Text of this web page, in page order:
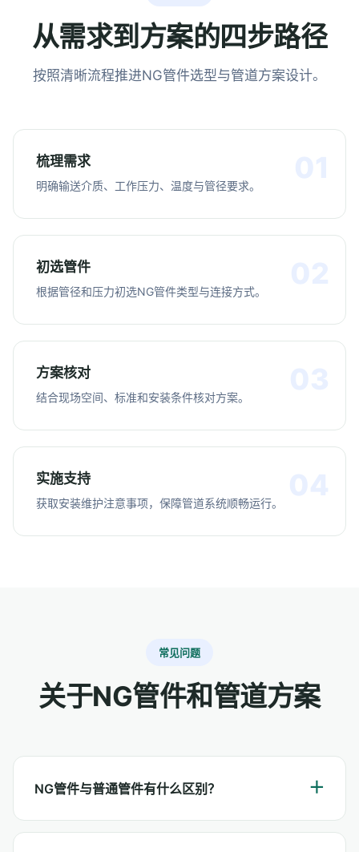
从需求到方案的四步路径
按照清晰流程推进NG管件选型与管道方案设计。
梳理需求
明确输送介质、工作压力、温度与管径要求。
初选管件
根据管径和压力初选NG管件类型与连接方式。
方案核对
结合现场空间、标准和安装条件核对方案。
实施支持
获取安装维护注意事项，保障管道系统顺畅运行。
常见问题
关于NG管件和管道方案
NG管件与普通管件有什么区别？